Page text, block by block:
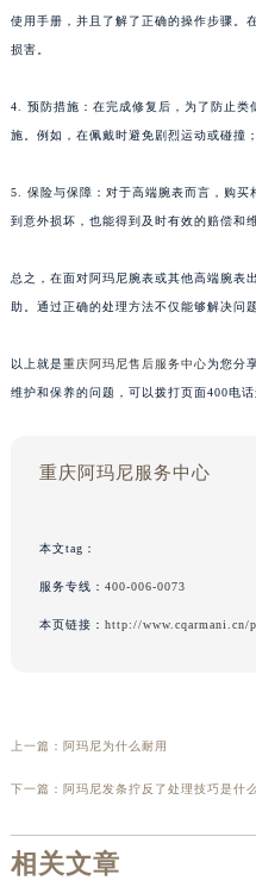
使用手册，并且了解了正确的操作步骤。
损害。
4. 预防措施：在完成修复后，为了防止类
施。例如，在佩戴时避免剧烈运动或碰撞
5. 保险与保障：对于高端腕表而言，购买
到意外损坏，也能得到及时有效的赔偿和
总之，在面对阿玛尼腕表或其他高端腕表
助。通过正确的处理方法不仅能够解决问
以上就是重庆阿玛尼售后服务中心为您分
维护和保养的问题，可以拨打页面400电
重庆阿玛尼服务中心
本文tag：
服务专线： 400-006-0073
本页链接： http://www.cqarmani.cn/
上一篇： 阿玛尼为什么耐用
下一篇： 阿玛尼发条拧反了处理技巧是什么
相关文章